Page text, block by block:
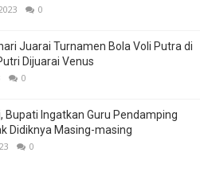
0
Juarai Turnamen Bola Voli Putra di
Dijuarai Venus
0
Bupati Ingatkan Guru Pendamping
Didiknya Masing-masing
0